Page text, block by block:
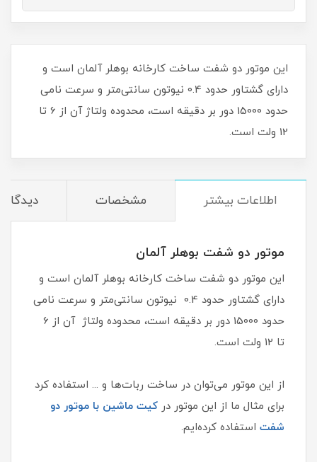
این موتور دو شفت ساخت کارخانه بوهلر آلمان است و
دارای گشتاور حدود 0.4 نیوتون سانتی‌متر و سرعت نامی
حدود 15000 دور بر دقیقه است، محدوده ولتاژ آن از 6 تا
12 ولت است.
اطلاعات بیشتر مشخصات
موتور دو شفت بوهلر آلمان
این موتور دو شفت ساخت کارخانه بوهلر آلمان است و
دارای گشتاور حدود 0.4 نیوتون سانتی‌متر و سرعت نامی
حدود 15000 دور بر دقیقه است، محدوده ولتاژ آن از 6
تا 12 ولت است.
از این موتور می‌توان در ساخت ربات‌ها و ... استفاده کرد
برای مثال ما از این موتور در کیت ماشین با موتور دو
شفت استفاده کرده‌ایم.